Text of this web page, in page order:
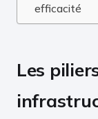
efficacité
Les